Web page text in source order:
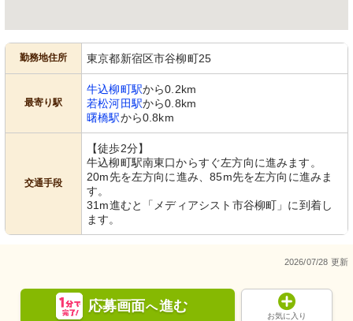
勤務地住所 東京都新宿区市谷柳町25
最寄り駅
牛込柳町駅から0.2km
若松河田駅から0.8km
曙橋駅から0.8km
交通手段
【徒歩2分】
牛込柳町駅南東口からすぐ左方向に進みます。
20m先を左方向に進み、85m先を左方向に進みま
す。
31m進むと「メディアシスト市谷柳町」に到着し
ます。
2026/07/28 更新
応募画面へ進む
お気に入り